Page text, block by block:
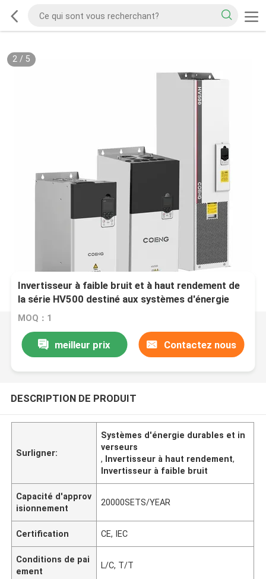
2/ 5
Invertisseur à faible bruit et à haut rendement de
la série HV500 destiné aux systèmes d'énergie
durable
MOQ：1
meilleur prix Contactez nous
DESCRIPTION DE PRODUIT
Surligner:
Systèmes d'énergie durables et in
verseurs
, Invertisseur à haut rendement,
Invertisseur à faible bruit
Capacité d'approv
isionnement
20000SETS/YEAR
Certification CE, IEC
Conditions de pai
ement
L/C, T/T